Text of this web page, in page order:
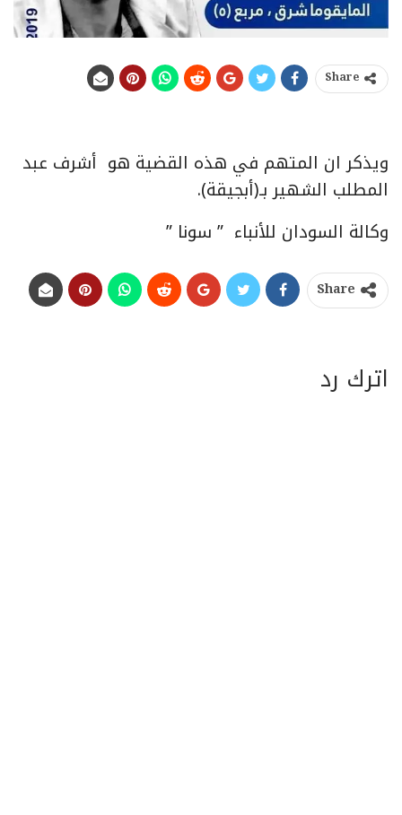
Share
ويذكر ان المتهم في هذه القضية هو أشرف عبد
المطلب الشهير بـ(أبجيقة).
وكالة السودان للأنباء ” سونا ”
Share
اترك رد